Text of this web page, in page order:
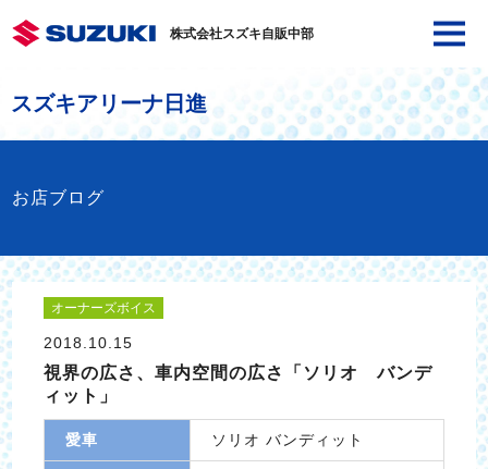
株式会社スズキ自販中部
スズキアリーナ日進
お店ブログ
オーナーズボイス
2018.10.15
視界の広さ、車内空間の広さ「ソリオ バンデ
ィット」
愛車 ソリオ バンディット